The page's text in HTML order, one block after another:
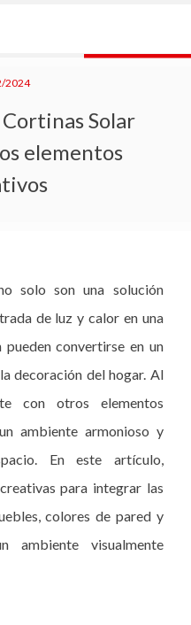
2024
Solar
elementos
solo son una solución
de luz y calor en una
convertirse en un
decoración del hogar. Al
con otros elementos
ambiente armonioso y
En este artículo,
para integrar las
colores de pared y
ambiente visualmente